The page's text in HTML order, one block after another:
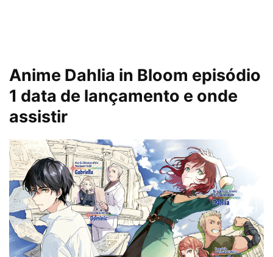
Anime Dahlia in Bloom episódio
1 data de lançamento e onde
assistir